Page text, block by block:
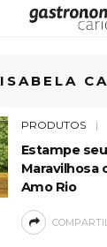
ISABELA
PRODUTOS
Estampe
Maravilhosa
Amo Rio